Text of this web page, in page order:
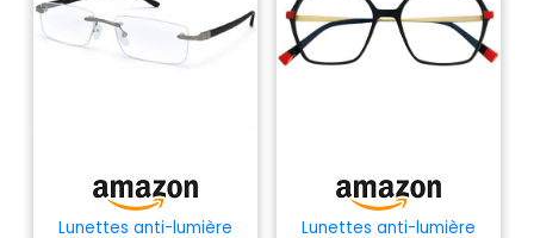
Lunettes anti-lumière Lunettes anti-lumière